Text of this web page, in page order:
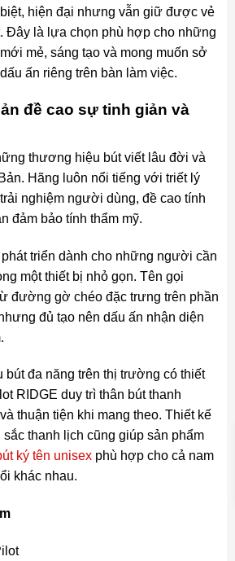
hiện đại nhưng vẫn giữ được vẻ
Đây là lựa chọn phù hợp cho những
mẻ, sáng tạo và mong muốn sở
ấn riêng trên bàn làm việc.
đề cao sự tinh giản và
thương hiệu bút viết lâu đời và
Hãng luôn nổi tiếng với triết lý
nghiệm người dùng, đề cao tính
đảm bảo tính thẩm mỹ.
triển dành cho những người cần
một thiết bị nhỏ gọn. Tên gọi
đường gờ chéo đặc trưng trên phần
đủ tạo nên dấu ấn nhận diện
bút đa năng trên thị trường có thiết
RIDGE duy trì thân bút thanh
thuận tiện khi mang theo. Thiết kế
thanh lịch cũng giúp sản phẩm
ký tên unisexphù hợp cho cả nam
khác nhau.